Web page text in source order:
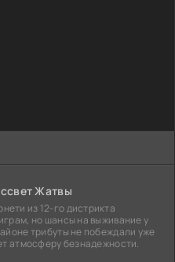
Жатвы
из 12-го дистрикта
но шансы на выживание у
трибуты не побеждали уже
атмосферу безнадежности.